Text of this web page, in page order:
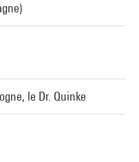
le Dr. Quinke